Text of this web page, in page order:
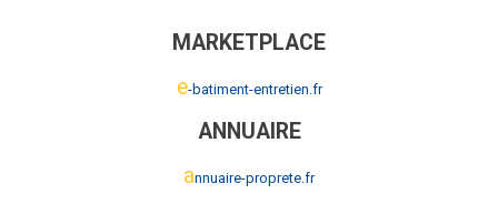
MARKETPLACE
e-batiment-entretien.fr
ANNUAIRE
annuaire-proprete.fr